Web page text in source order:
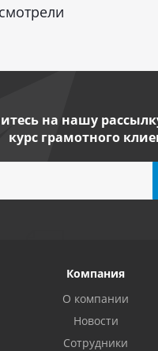
на нашу
курс грамотного
Компания
О компании
Новости
Сотрудники